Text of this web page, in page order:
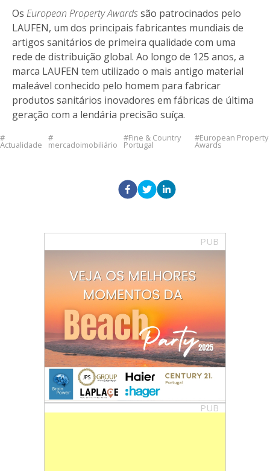
Os European Property Awardssão patrocinados pelo
LAUFEN, um dos principais fabricantes mundiais de
artigos sanitários de primeira qualidade com uma
rede de distribuição global. Ao longo de 125 anos, a
marca LAUFEN tem utilizado o mais antigo material
maleável conhecido pelo homem para fabricar
produtos sanitários inovadores em fábricas de última
geração com a lendária precisão suíça.
Actualidade mercadoimobiliário
Fine & Country
Portugal
European Property
Awards
PUB
PUB